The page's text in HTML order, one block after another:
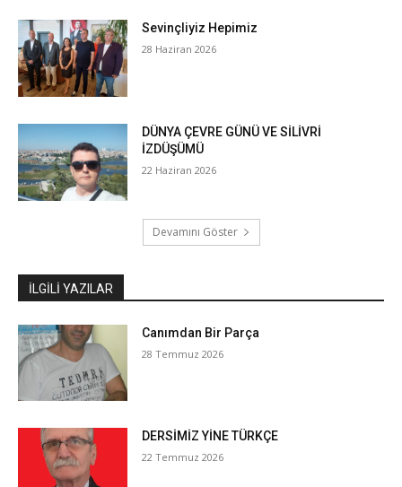
Sevinçliyiz Hepimiz
28 Haziran 2026
DÜNYA ÇEVRE GÜNÜ VE SİLİVRİ
İZDÜŞÜMÜ
22 Haziran 2026
Devamını Göster
İLGILI YAZILAR
Canımdan Bir Parça
28 Temmuz 2026
DERSİMİZ YİNE TÜRKÇE
22 Temmuz 2026